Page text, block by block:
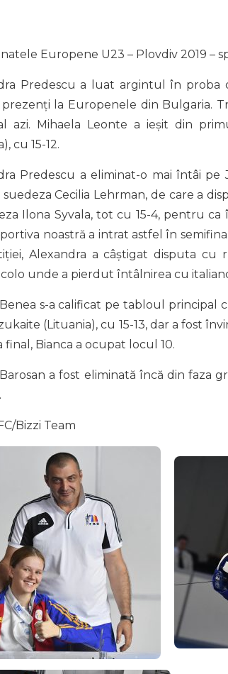
Europene U23 – Plovdiv 2019 –
Predescu a luat argintul în proba
la Europenele din Bulgaria.
azi. Mihaela Leonte a ieșit din
cu 15-12.
Predescu a eliminat-o mai întâi pe
suedeza Cecilia Lehrman, de care a
Ilona Syvala, tot cu 15-4, pentru
noastră a intrat astfel în
Alexandra a câștigat disputa cu
unde a pierdut întâlnirea cu
s-a calificat pe tabloul principal
(Lituania), cu 15-13, dar a fost
final, Bianca a ocupat locul 10.
a fost eliminată încă din faza
Bizzi Team